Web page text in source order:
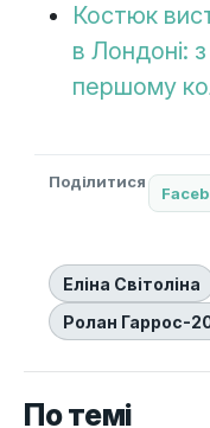
Костюк
в Лондоні: з
першому
Поділитися
Еліна Світоліна
Ролан Гаррос-
По темі